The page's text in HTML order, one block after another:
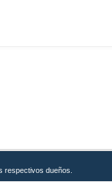
respectivos dueños.